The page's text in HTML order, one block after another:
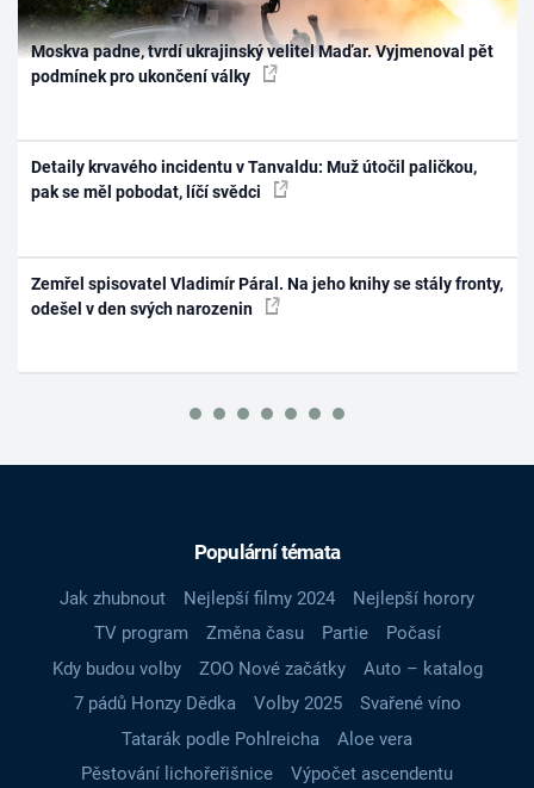
Moskva padne, tvrdí ukrajinský velitel Maďar. Vyjmenoval pět
podmínek pro ukončení války
Detaily krvavého incidentu v Tanvaldu: Muž útočil paličkou,
pak se měl pobodat, líčí svědci
Zemřel spisovatel Vladimír Páral. Na jeho knihy se stály fronty,
odešel v den svých narozenin
Populární témata
Jak zhubnout Nejlepší filmy 2024
Nejlepší horory
TV program
Změna času Partie
Počasí
Kdy budou volby
ZOO Nové začátky
Auto – katalog
7 pádů Honzy Dědka
Volby 2025
Svařené víno
Tatarák podle Pohlreicha
Aloe vera
Pěstování lichořeřišnice
Výpočet ascendentu